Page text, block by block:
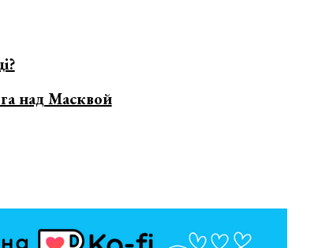
над Масквой